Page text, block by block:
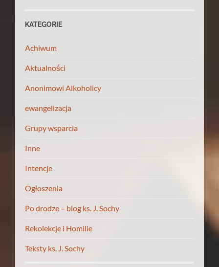
KATEGORIE
Achiwum
Aktualności
Anonimowi Alkoholicy
ewangelizacja
Grupy wsparcia
Inne
Intencje
Ogłoszenia
Po drodze – blog ks. J. Sochy
Rekolekcje i Homilie
Teksty ks. J. Sochy